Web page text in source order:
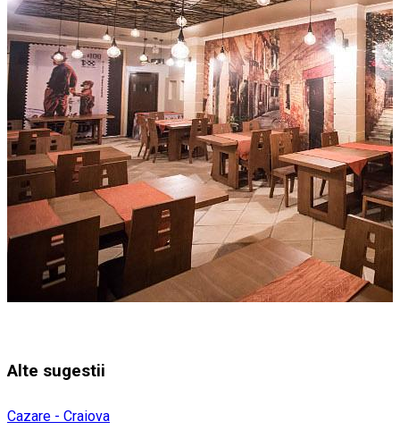
Alte sugestii
Cazare - Craiova